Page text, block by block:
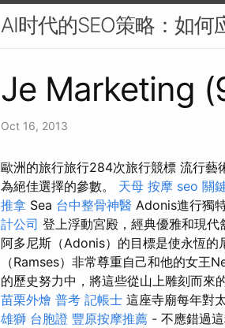
AI时代的SEO策略：如
Je Marketing
Oct 16, 2013
歐洲的旅行旅行284次旅行競標 流行藝
為絕佳選擇的參數。 天母 按摩 seo 關
推拿 Sea 台中整骨神醫 Adonis進行獨
計公司 登上浮動宮殿，經典優雅和現代
阿多尼斯（Adonis）的目標是使永恆
（Ramses）非常尊重自己和他的女王
的歷史努力中，將這些從山上雕刻而來
苗栗外燴 普考 記帳士 這座寺廟每年對
雄獅 台胞證 豐原按摩推薦 - 不應錯過